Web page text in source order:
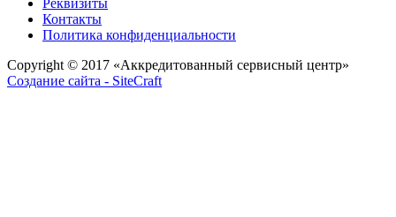
Контакты
Политика конфиденциальности
Copyright © 2017 «Аккредитованный сервисный центр»
Создание сайта - SiteCraft